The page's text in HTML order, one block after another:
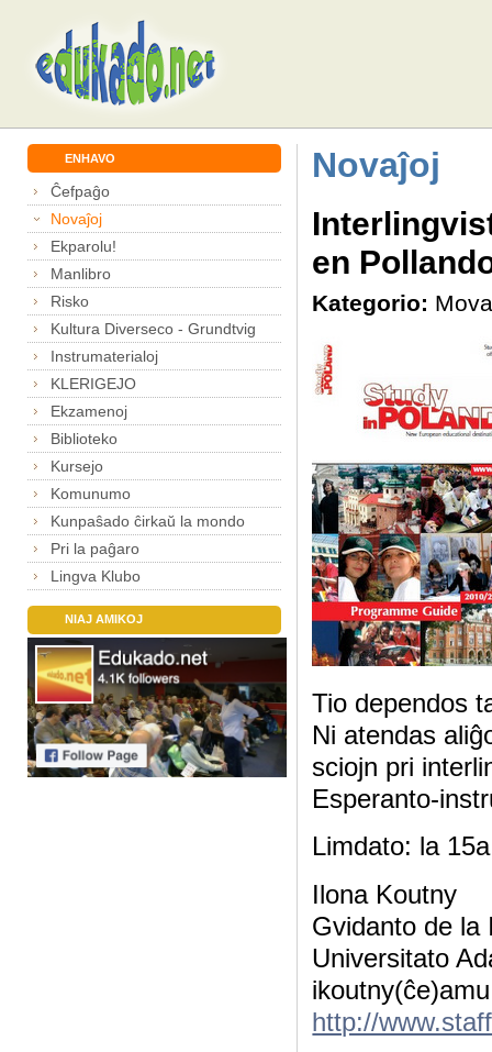
ENHAVO
Ĉefpaĝo
Novaĵoj
Ekparolu!
Manlibro
Risko
Kultura Diverseco - Grundtvig
Instrumaterialoj
KLERIGEJO
Ekzamenoj
Biblioteko
Kursejo
Komunumo
Kunpaŝado ĉirkaŭ la mondo
Pri la paĝaro
Lingva Klubo
NIAJ AMIKOJ
Novaĵoj
en
Kategorio:
Tio dependos
Ni atendas
sciojn pri
Esperanto-
Limdato: la
Ilona Koutny
Gvidanto de la
Universitato
http://